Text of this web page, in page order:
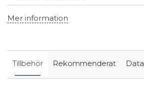
Mer information
Tillbehör Rekommenderat Data